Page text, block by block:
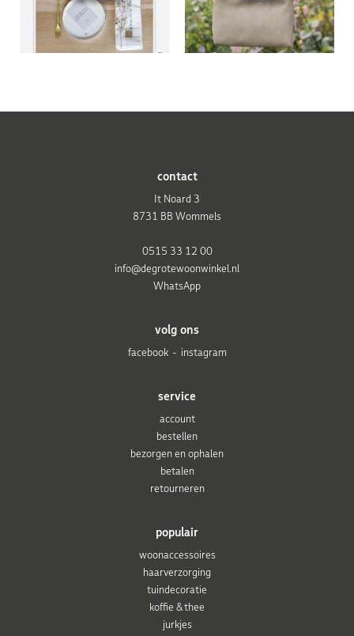
populair
woonaccessoires
haarverzorging
tuindecoratie
koffie & thee
jurkjes
service
account
bestellen
bezorgen en ophalen
betalen
retourneren
volg ons
facebook
instagram
contact
It Noard 3
8731 BB Wommels
0515 33 12 00
info@degrotewoonwinkel.nl
WhatsApp